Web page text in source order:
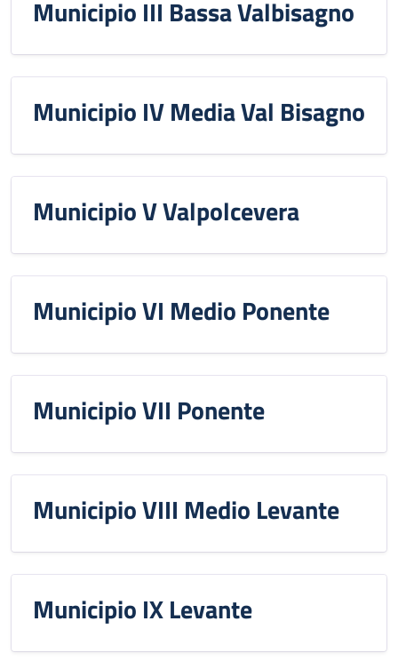
Municipio III Bassa Valbisagno
Municipio IV Media Val Bisagno
Municipio V Valpolcevera
Municipio VI Medio Ponente
Municipio VII Ponente
Municipio VIII Medio Levante
Municipio IX Levante